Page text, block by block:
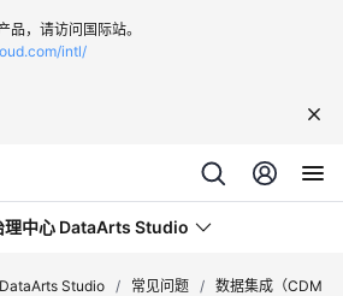
品，请访问国际站。
intl/
理中心 DataArts Studio
Studio / 常见问题 / 数据集成（CDM